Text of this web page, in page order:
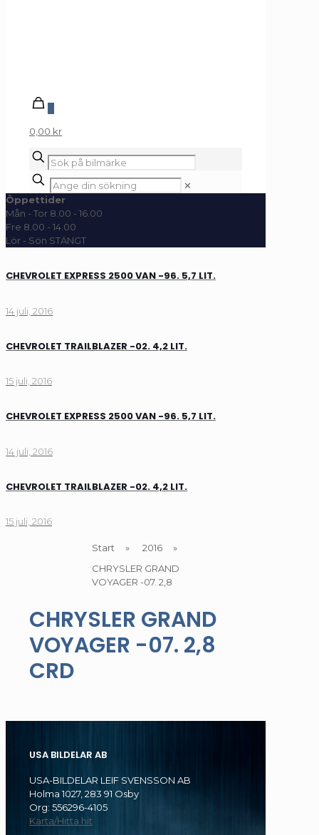
0
0,00 kr
✕
Öppettider
Mån - Tor 8.00 - 16.00
Fre 8.00 - 14.00
Lör - Sön STÄNGT
CHEVROLET EXPRESS 2500 VAN -96. 5,7 LIT.
14 juli, 2016
CHEVROLET TRAILBLAZER -02. 4,2 LIT.
15 juli, 2016
CHEVROLET EXPRESS 2500 VAN -96. 5,7 LIT.
14 juli, 2016
CHEVROLET TRAILBLAZER -02. 4,2 LIT.
15 juli, 2016
Start » 2016
»
CHRYSLER GRAND
VOYAGER -07. 2,8
CHRYSLER GRAND
VOYAGER -07. 2,8
CRD
USA BILDELAR AB
USA-BILDELAR LEIF SVENSSON AB
Holma 1027, 283 91 Osby
Org: 556296-4105
Karta/Hitta hit